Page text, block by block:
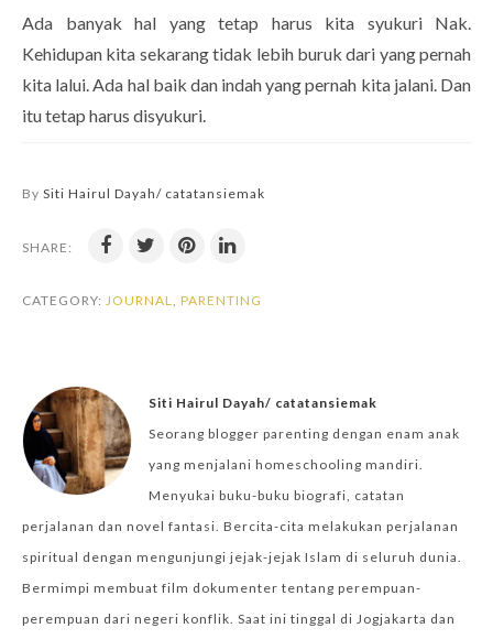
Ada banyak hal yang tetap harus kita syukuri Nak.
Kehidupan kita sekarang tidak lebih buruk dari yang pernah
kita lalui. Ada hal baik dan indah yang pernah kita jalani. Dan
itu tetap harus disyukuri.
By Siti Hairul Dayah/ catatansiemak
SHARE:
CATEGORY: JOURNAL, PARENTING
Siti Hairul Dayah/ catatansiemak
Seorang blogger parenting dengan enam anak
yang menjalani homeschooling mandiri.
Menyukai buku-buku biografi, catatan
perjalanan dan novel fantasi. Bercita-cita melakukan perjalanan
spiritual dengan mengunjungi jejak-jejak Islam di seluruh dunia.
Bermimpi membuat film dokumenter tentang perempuan-
perempuan dari negeri konflik. Saat ini tinggal di Jogjakarta dan